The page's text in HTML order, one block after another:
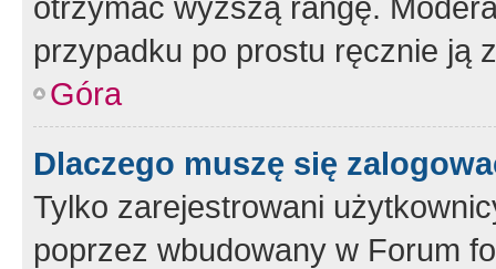
przypadku po prostu ręcznie ją
Góra
Dlaczego muszę się
Tylko zarejestrowani
poprzez wbudowany w Forum